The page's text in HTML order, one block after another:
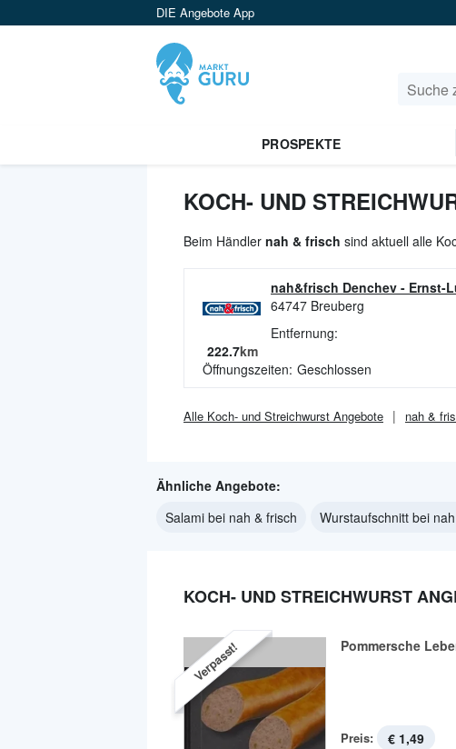
DIE Angebote App
PROSPEKTE
KOCH- UND
Beim Händler nah & frisch sind aktuell alle
nah&frisch Denchev - Ernst-
64747 Breuberg
Entfernung:
222.7km
Öffnungszeiten: Geschlossen
Alle Koch- und Streichwurst Angebote nah &
Ähnliche Angebote:
Salami bei nah & frisch
Wurstaufschnitt bei
KOCH- UND STREICHWURST
Verpasst! Pommersche
Preis: € 1,49